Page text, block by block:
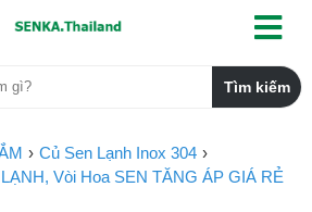
Củ Sen Lạnh Inox 304
Vòi Hoa SEN TĂNG ÁP GIÁ RẺ